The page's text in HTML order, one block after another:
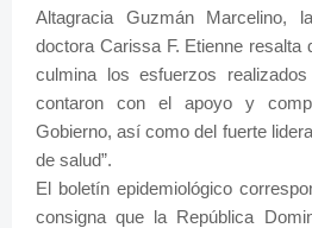
Altagracia Guzmán Marcelino,
doctora Carissa F. Etienne resalta
culmina los esfuerzos
contaron con el apoyo y
Gobierno, así como del fuerte
de salud”.
El boletín epidemiológico
consigna que la República